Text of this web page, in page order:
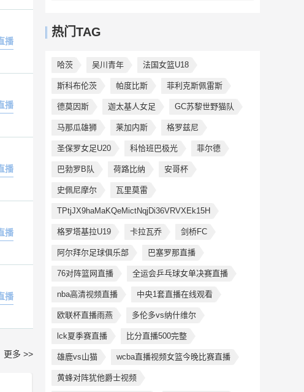
播
播
播
播
播
更多 >>
热门TAG
哈茨 吴川青年 法国女篮U18
斯科布伦茨 帕度比斯 菲利克斯佩雷斯
德莫因斯 迦太基人女足 GC苏黎世野猫队
马那瓜雄狮 莱加内斯 格罗兹尼
圣保罗女足U20 科恰班巴极光 菲尔德
巴勃罗B队 荷路比纳 安哥杯
史佩尼摩尔 瓦里莫雷
TPtjJX9haMaKQeMictNqjDi36VRVXEk15H
格罗塔基拉U19 卡拉瓦乔 剑桥FC
阿尔拜尔足球俱乐部 巴塞罗那直播
76对阵篮网直播 全运会乒乓球女单决赛直播
nba高清视频直播 中央1套直播在线观看
欧联杯直播雨燕 多伦多vs纳什维尔
lck夏季赛直播 比分直播500完整
雄鹿vs山猫 wcba直播视频女篮今晚比赛直播
黄蜂对阵犹他爵士视频